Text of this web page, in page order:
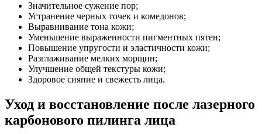
Значительное сужение пор;
Устранение черных точек и комедонов;
Выравнивание тона кожи;
Уменьшение выраженности пигментных пятен;
Повышение упругости и эластичности кожи;
Разглаживание мелких морщин;
Улучшение общей текстуры кожи;
Здоровое сияние и свежесть лица.
Уход и восстановление после лазерного
карбонового пилинга лица